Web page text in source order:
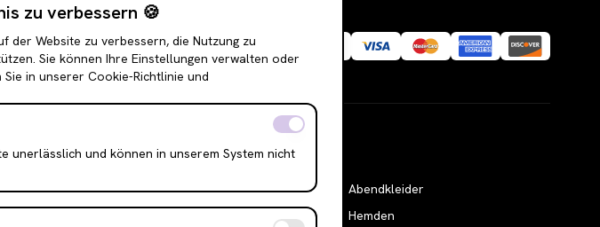
Leggings
Abendkleider
Hemden
zu verbessern 🍪
der Website zu verbessern, die Nutzung zu
Sie können Ihre Einstellungen verwalten oder
in unserer Cookie-Richtlinie und
unerlässlich und können in unserem System nicht